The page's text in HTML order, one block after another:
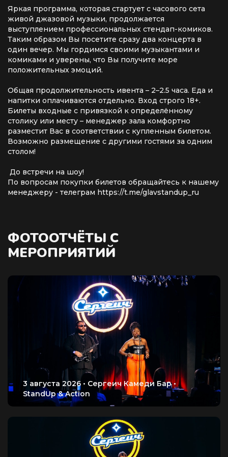
Яркая программа, которая стартует с часового сета
живой джазовой музыки, продолжается
выступлением профессиональных стендап-комиков.
Таким образом Вы посетите сразу два концерта в
один вечер. Мы гордимся своими музыкантами и
комиками и уверены, что Вы получите море
положительных эмоций.
Общая продолжительность ивента – 2–2.5 часа. Еда и
напитки оплачиваются отдельно. Вход строго 18+.
Билеты входные с привязкой к определённому
столику или месту – менеджер зала комфортно
разместит Вас в соответствии с купленным билетом.
Возможно размещение с другими гостями за одним
столом!
До встречи на шоу!
По вопросам покупки билетов обращайтесь к нашему
менеджеру - телеграм https://t.me/glavstandup_ru
ФОТООТЧЁТЫ С
МЕРОПРИЯТИЙ